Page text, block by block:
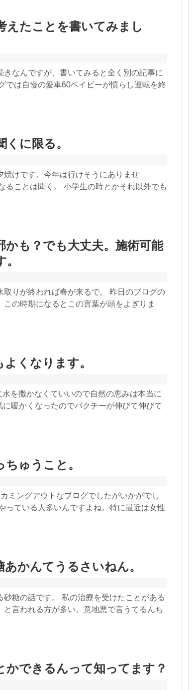
えたことを書いてみまし
きなんですが、書いてみると全く別の記事に
では自慢の愛車60ベイビーが慣らし運転を終
に限る。
焼けです。今年は行けそうにありませ
ることは聞く。 小学生の時とかそれ以外でも
かも？でも大丈夫。施術可能
取りが終われば春が来るで。 昨日のブログの
この時期になるとこの言葉が頭をよぎりま
くなります。
を撒かなくていいので自然の恵みは本当に
暖かくなったのでパクチーが伸びて伸びて
ゅうこと。
ミングアウトなブログでしたがいかがでし
っている人多いんですよね。特に最近は女性
かんてうるさいねん。
糖の話です。 私の治療を受けたことがある
と言われる方が多い。意地悪で言うてるんち
かできるんって知ってます？